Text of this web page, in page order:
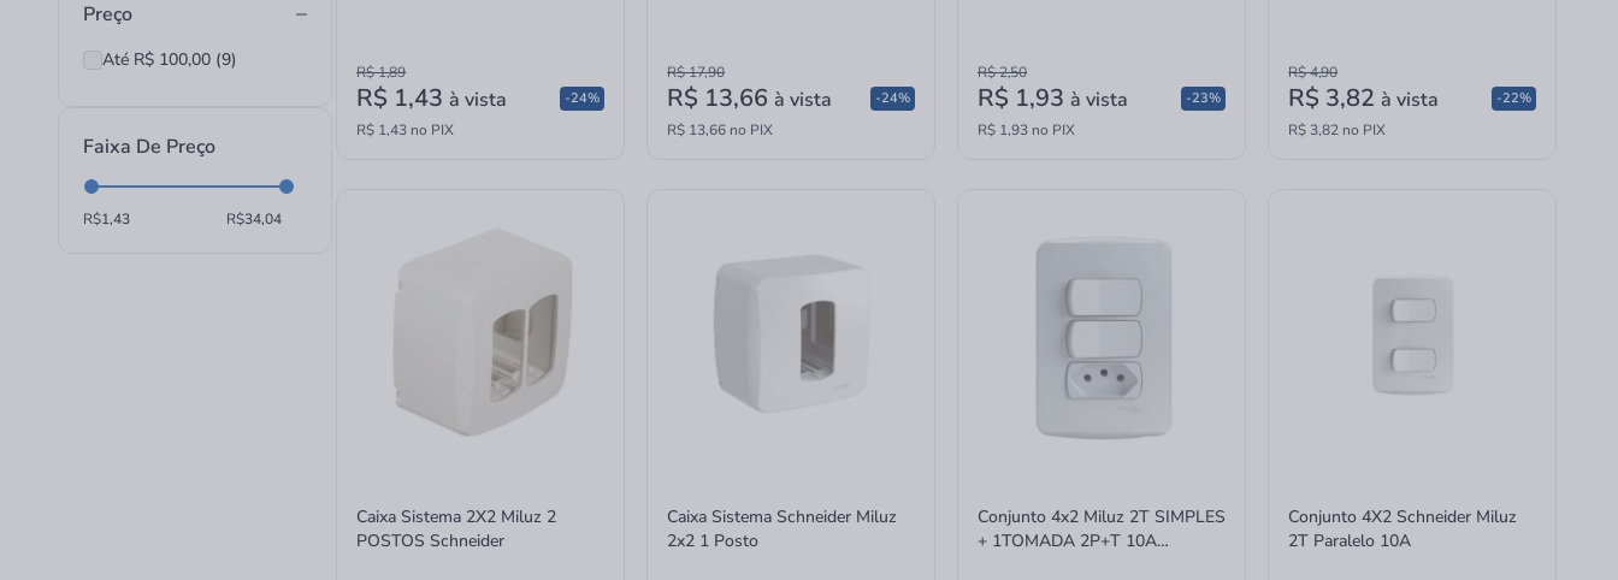
Preço
Até R$ 100,00 (9)
Faixa De Preço
R$ R$
R$ 1,89
R$ 1,43 à vista
R$ 1,43 no PIX
-24%
R$ 17,90
R$ 13,66 à vista
R$ 13,66 no PIX
-24%
R$ 2,50
R$ 1,93 à vista
R$ 1,93 no PIX
-23%
R$ 4,90
R$ 3,82 à vista
R$ 3,82 no PIX
-22%
Caixa Sistema 2X2 Miluz 2
POSTOS Schneider
Caixa Sistema Schneider Miluz
2x2 1 Posto
Conjunto 4x2 Miluz 2T SIMPLES
+ 1TOMADA 2P+T 10A
Conjunto 4X2 Schneider Miluz
2T Paralelo 10A